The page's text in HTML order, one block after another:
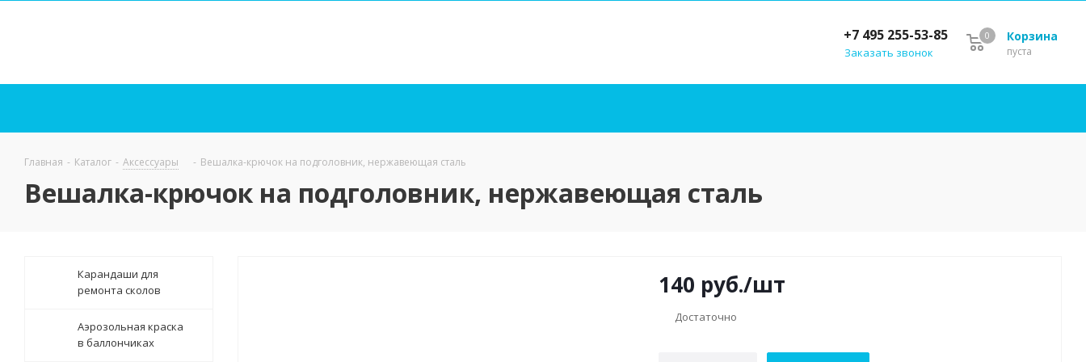
Корзина
пуста
0
+7 495 255-53-85
Заказать звонок
Главная - Каталог - Аксессуары - Вешалка-крючок на подголовник, нержавеющая сталь
Вешалка-крючок на подголовник, нержавеющая сталь
140 руб./шт
Достаточно
Карандаши для
ремонта сколов
Аэрозольная краска
в баллончиках